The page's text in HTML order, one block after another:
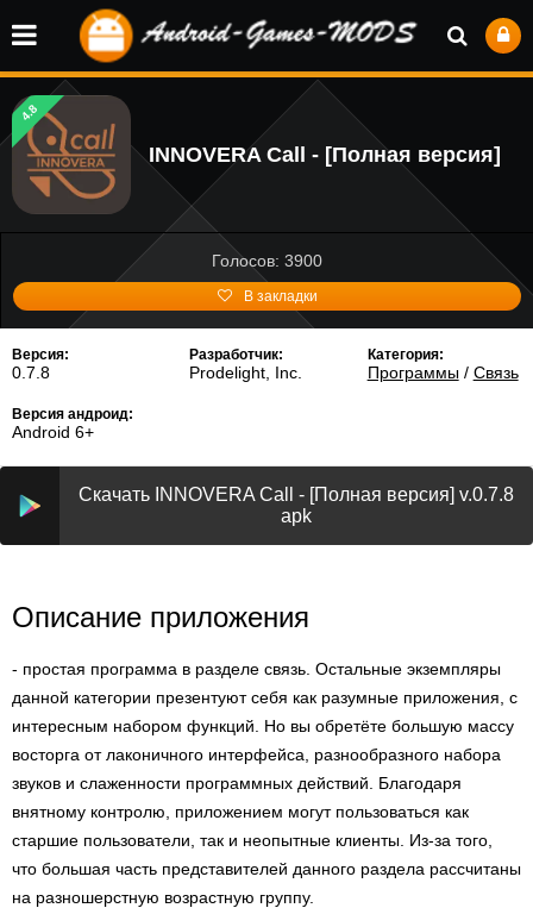
4.8
INNOVERA Call - [Полная версия]
Голосов: 3900
В закладки
Версия:
0.7.8
Разработчик:
Prodelight, Inc.
Категория:
Программы/ Связь
Версия андроид:
Android 6+
Скачать INNOVERA Call - [Полная версия] v.0.7.8
apk
Описание приложения
- простая программа в разделе связь. Остальные экземпляры
данной категории презентуют себя как разумные приложения, с
интересным набором функций. Но вы обретёте большую массу
восторга от лаконичного интерфейса, разнообразного набора
звуков и слаженности программных действий. Благодаря
внятному контролю, приложением могут пользоваться как
старшие пользователи, так и неопытные клиенты. Из-за того,
что большая часть представителей данного раздела рассчитаны
на разношерстную возрастную группу.